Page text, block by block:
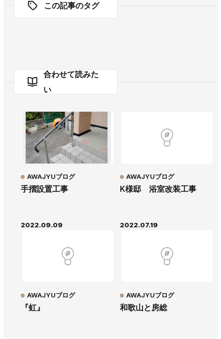
この記事のタグ
合わせて読みた
い
手摺設置工事
AWAJYUブログ
2022.09.09
K様邸 浴室改装工事
AWAJYUブログ
2022.07.19
『虹』
AWAJYUブログ
和歌山と房総
AWAJYUブログ